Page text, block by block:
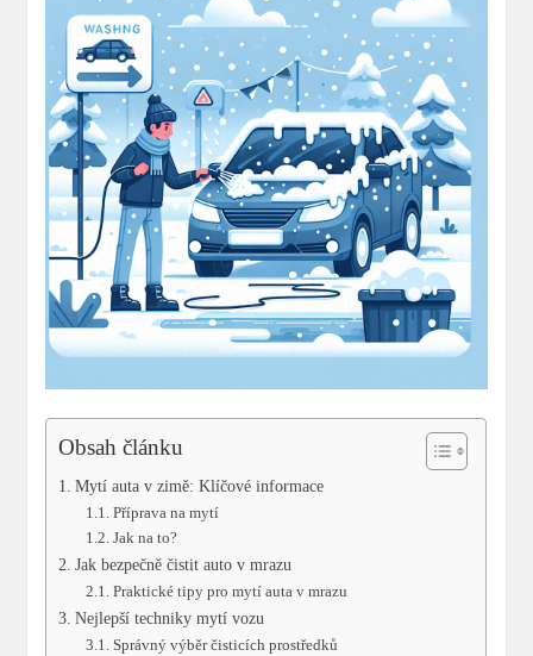
Obsah článku
Mytí auta ​v zimě: Klíčové informace
Příprava na mytí
Jak na to?
Jak bezpečně čistit⁤ auto v mrazu
Praktické tipy‌ pro mytí auta v mrazu
Nejlepší techniky mytí vozu
Správný výběr čisticích prostředků